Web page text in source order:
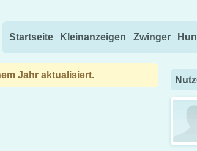
Startseite Kleinanzeigen Zwinger
Jahr aktualisiert.